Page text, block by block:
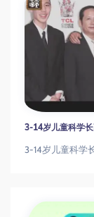
3-14岁儿童科学
3-14岁儿童科学